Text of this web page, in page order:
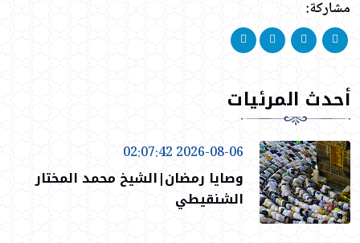
مشاركة:
أحدث المرئيات
2026-08-06 02:07:42
وصايا رمضان|الشيخ محمد المختار
الشنقيطي